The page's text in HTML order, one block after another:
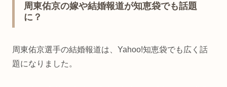
周東佑京の嫁や結婚報道が知恵袋でも話題
に？
周東佑京選手の結婚報道は、Yahoo!知恵袋でも広く話
題になりました。